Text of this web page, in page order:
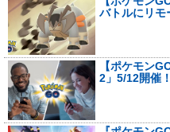
バトルにリモ
【ポケモン
2」5/12開催！